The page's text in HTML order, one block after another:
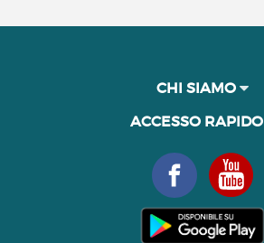
CHI SIAMO
ACCESSO RAPIDO